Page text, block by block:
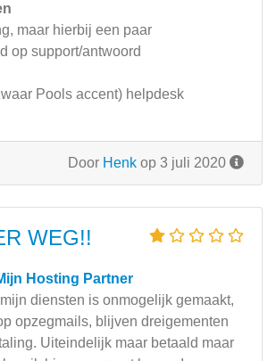
maar hierbij een paar
op support/antwoord
Pools accent) helpdesk
Door Henk op 3 juli 2020
WEG!!
Hosting Partner
diensten is onmogelijk gemaakt,
opzegmails, blijven dreigementen
Uiteindelijk maar betaald maar